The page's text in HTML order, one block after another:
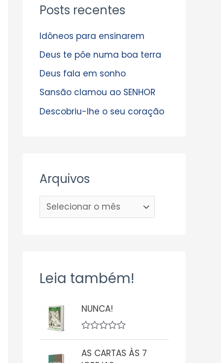
Posts recentes
Idôneos para ensinarem
Deus te põe numa boa terra
Deus fala em sonho
Sansão clamou ao SENHOR
Descobriu-lhe o seu coração
Arquivos
Leia também!
NUNCA!
A
a
AS CARTAS ÀS 7